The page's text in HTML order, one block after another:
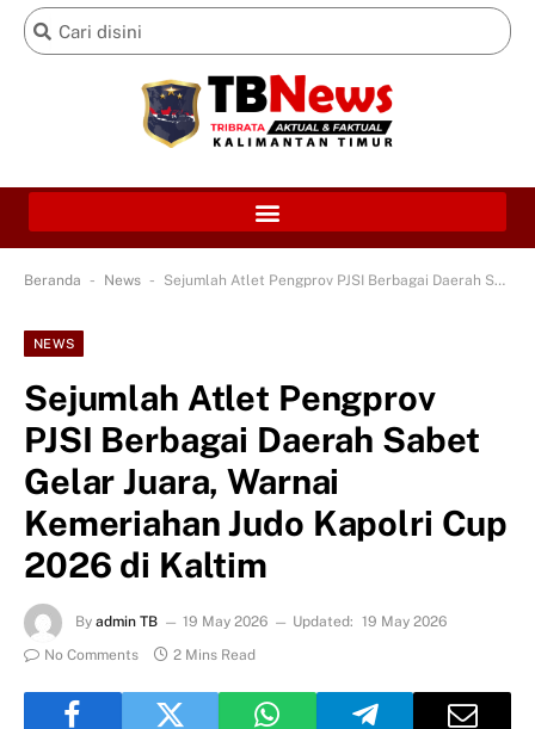
Beranda - News - Sejumlah Atlet Pengprov PJSI Berbagai Daerah Sabet Gelar Juara, Warnai Kemeriahan Judo Kapolri Cup 2026 di Kaltim
NEWS
Sejumlah Atlet Pengprov
PJSI Berbagai Daerah Sabet
Gelar Juara, Warnai
Kemeriahan Judo Kapolri Cup
2026 di Kaltim
By admin TB 19 May 2026 Updated: 19 May 2026
No Comments
2 Mins Read